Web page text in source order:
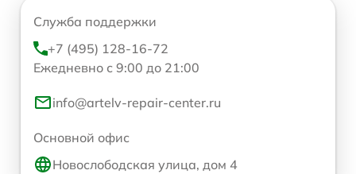
Служба поддержки
+7 (495) 128-16-72
Ежедневно с 9:00 до 21:00
info@artelv-repair-center.ru
Основной офис
Новослободская улица, дом 4